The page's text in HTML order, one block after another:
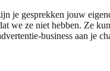
je gesprekken jouw
we ze niet hebben. Ze
business aan je